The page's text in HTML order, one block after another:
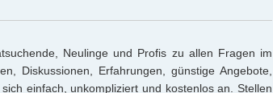
Neulinge und Profis zu allen Fragen im
Diskussionen, Erfahrungen, günstige Angebote,
einfach, unkompliziert und kostenlos an. Stellen